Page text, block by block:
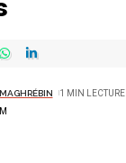
1 MIN LECTURE